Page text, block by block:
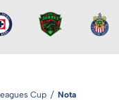
Cup Nota